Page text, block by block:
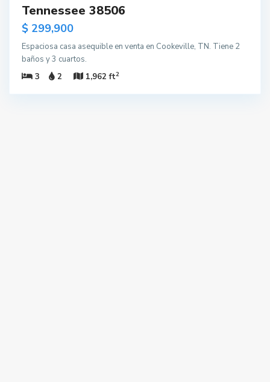
Tennessee 38506
$ 299,900
Espaciosa casa asequible en venta en Cookeville, TN. Tiene 2
baños y 3 cuartos.
3
2 1,962 ft2